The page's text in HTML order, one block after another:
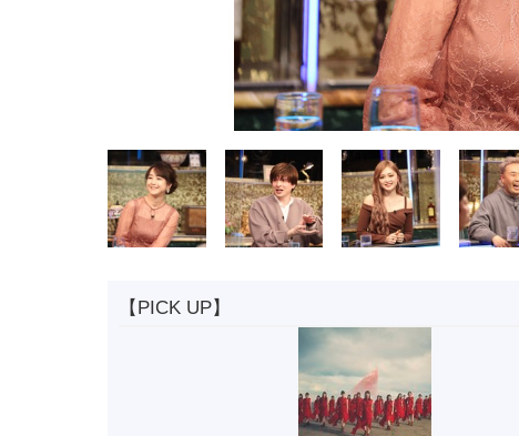
【PICK UP】